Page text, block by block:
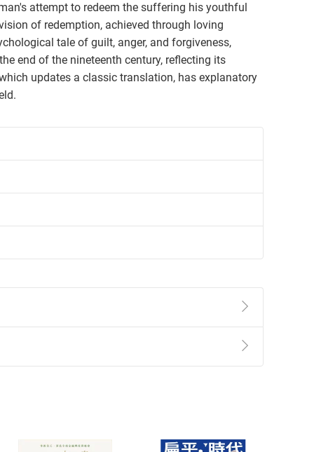
attempt to redeem the suffering his youthful
of redemption, achieved through loving
tale of guilt, anger, and forgiveness,
end of the nineteenth century, reflecting its
updates a classic translation, has explanatory
第2條第5款之規定，「非以有形媒介提供之數位
付款方式 完成訂單